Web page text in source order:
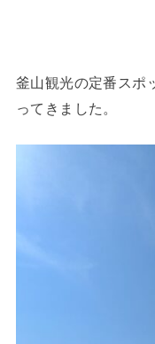
釜山観光の定番スポ
ってきました。